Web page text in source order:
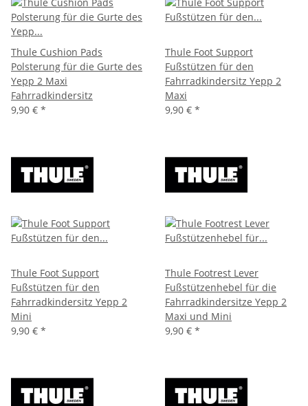
Thule Cushion Pads
Polsterung für die Gurte des
Yepp 2 Maxi
Fahrradkindersitz
9,90 € *
Thule Foot Support
Fußstützen für den
Fahrradkindersitz Yepp 2
Maxi
9,90 € *
Thule Foot Support
Fußstützen für den
Fahrradkindersitz Yepp 2
Mini
9,90 € *
Thule Footrest Lever
Fußstützenhebel für die
Fahrradkindersitze Yepp 2
Maxi und Mini
9,90 € *